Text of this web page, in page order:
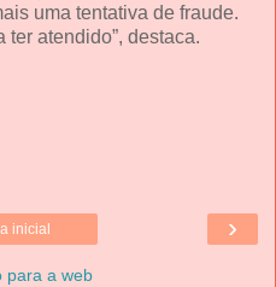
uma tentativa de fraude.
atendido”, destaca.
›
inicial
para a web